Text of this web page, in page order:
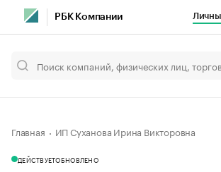
РБК Компании
Главная ИП Суханова Ирина Викторовна
ДЕЙСТВУЕТОБНОВЛЕНО